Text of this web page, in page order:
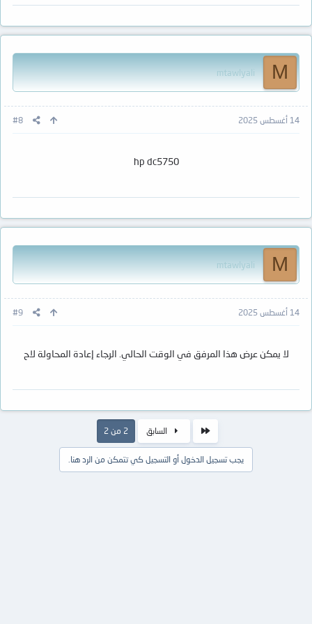
M
mtawlyali
14 أغسطس 2025 #8
hp dc5750
M
mtawlyali
14 أغسطس 2025 #9
لا يمكن عرض هذا المرفق في الوقت الحالي. الرجاء إعادة المحاولة لاح
السابق 2 من 2
يجب تسجيل الدخول أو التسجيل كي تتمكن من الرد هنا.